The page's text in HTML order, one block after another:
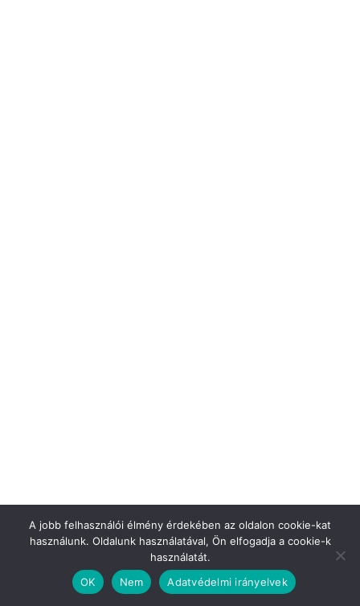
A jobb felhasználói élmény érdekében az oldalon cookie-kat
használunk. Oldalunk használatával, Ön elfogadja a cookie-k
használatát.
OK
Nem Adatvédelmi irányelvek